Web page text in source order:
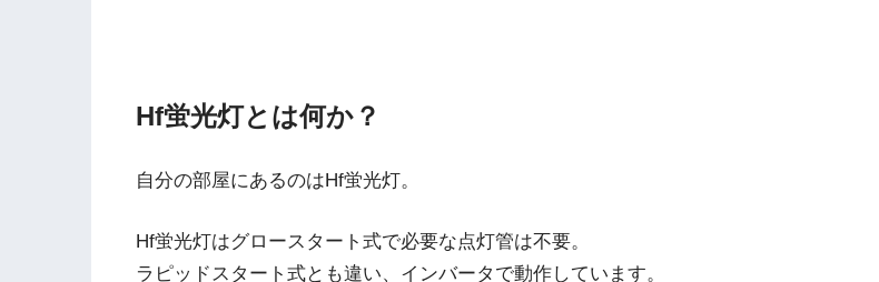
Hf蛍光灯とは何か？
自分の部屋にあるのはHf蛍光灯。
Hf蛍光灯はグロースタート式で必要な点灯管は不要。
ラピッドスタート式とも違い、インバータで動作しています。